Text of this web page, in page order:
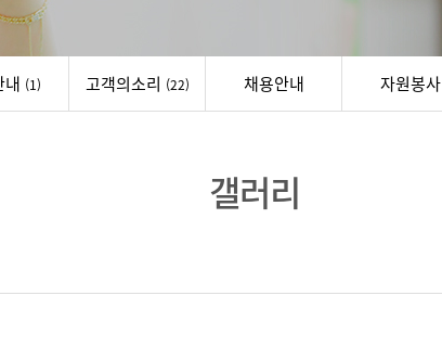
내 (1) 고객의소리 (22) 채용안내 자원봉사
갤러리